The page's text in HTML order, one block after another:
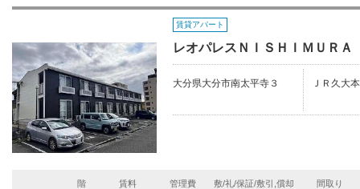
賃貸アパート
レオパレスＮＩＳＨＩＭＵＲＡ
大分県大分市南太平寺３ ＪＲ久大
階 賃料 管理費 敷/礼/保証/敷引,償却 間取り